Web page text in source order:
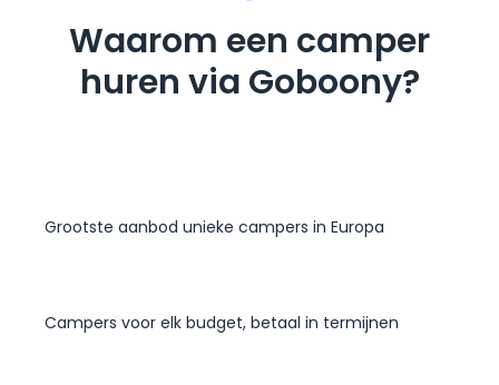
Waarom een camper
huren via Goboony?
Grootste aanbod unieke campers in Europa
Campers voor elk budget, betaal in termijnen